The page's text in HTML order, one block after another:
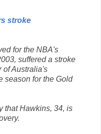
stroke
for the NBA's
suffered a stroke
of Australia's
season for the Gold
that Hawkins, 34, is